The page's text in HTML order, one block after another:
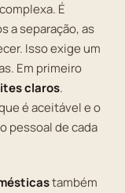
É
a separação, as
Isso exige um
Em primeiro
claros.
é aceitável e o
pessoal de cada
também